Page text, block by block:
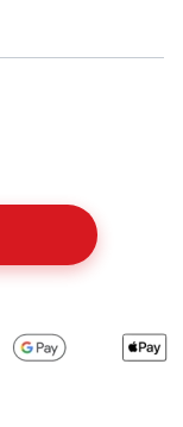
0. Zobacz szczegóły